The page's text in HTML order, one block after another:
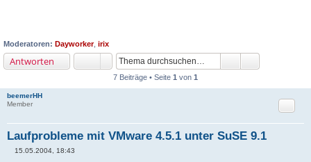
Moderatoren: Dayworker, irix
Antworten
7 Beiträge • Seite 1 von 1
beemerHH
Member
Laufprobleme mit VMware 4.5.1 unter SuSE 9.1
Zitat
15.05.2004, 18:43